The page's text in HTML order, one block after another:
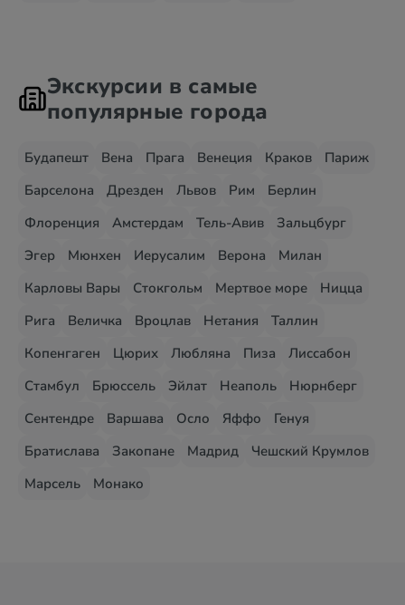
Экскурсии в самые
популярные города
Будапешт Вена Прага Венеция Краков
Париж
Барселона
Дрезден Львов Рим
Берлин
Флоренция
Амстердам Тель-Авив
Зальцбург
Эгер
Мюнхен Иерусалим Верона
Милан
Карловы Вары
Стокгольм Мертвое море
Ницца
Рига
Величка Вроцлав Нетания
Таллин
Копенгаген
Цюрих Любляна Пиза
Лиссабон
Стамбул
Брюссель Эйлат Неаполь
Нюрнберг
Сентендре
Варшава Осло Яффо
Генуя
Братислава
Закопане Мадрид
Чешский Крумлов
Марсель
Монако